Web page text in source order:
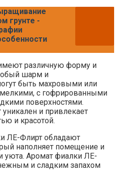
грунте -
различную форму и
шарм и
быть махровыми или
с гофрированными
поверхностями.
и привлекает
и красотой.
ЛЕ-Флирт обладают
наполняет помещение и
уюта. Аромат фиалки ЛЕ-
и сладким запахом